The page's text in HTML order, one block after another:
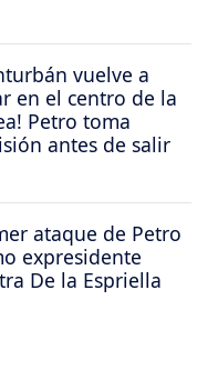
vuelve a
en el centro de la
Petro toma
antes de salir
ataque de Petro
expresidente
De la Espriella